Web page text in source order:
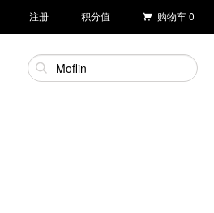
注册 积分值 购物车0